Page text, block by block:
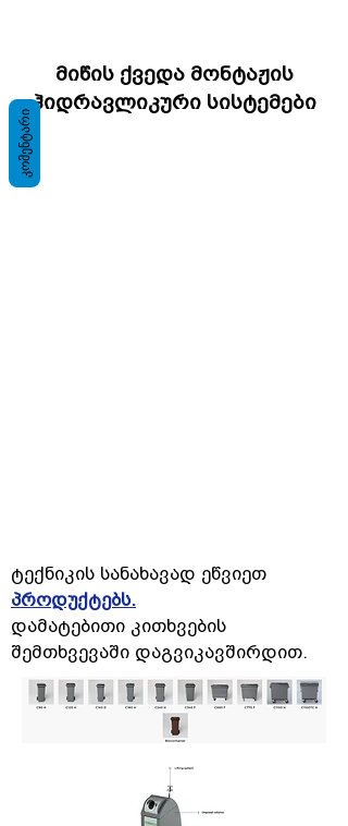
მიწის ქვედა მონტაჟის
ჰიდრავლიკური სისტემები
ტექნიკის სანახავად ეწვიეთ
პროდუქტებს.
დამატებითი კითხვების
შემთხვევაში დაგვიკავშირდით.
ᲙᲝᲛᲔᲜᲢᲐᲠᲘ